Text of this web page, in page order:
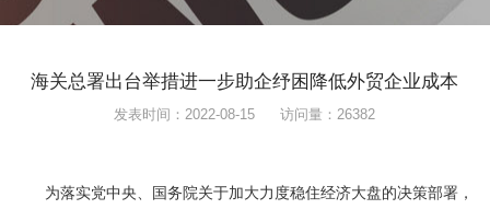
海关总署出台举措进一步助企纾困降低外贸企业成本
发表时间：2022-08-15 访问量：26382
为落实党中央、国务院关于加大力度稳住经济大盘的决策部署，